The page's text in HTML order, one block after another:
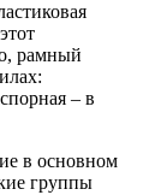
рамный
– в
в основном
группы